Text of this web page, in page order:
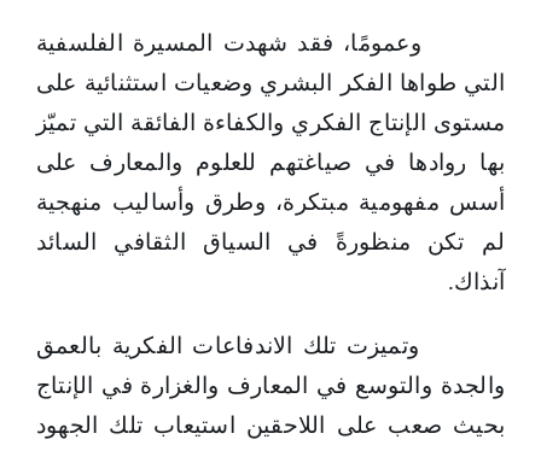
وعمومًا، فقد شهدت المسيرة الفلسفية
التي طواها الفكر البشري وضعيات استثنائية على
مستوى الإنتاج الفكري والكفاءة الفائقة التي تميّز
بها روادها في صياغتهم للعلوم والمعارف على
أسس مفهومية مبتكرة، وطرق وأساليب منهجية
لم تكن منظورةً في السياق الثقافي السائد
آنذاك.
وتميزت تلك الاندفاعات الفكرية بالعمق
والجدة والتوسع في المعارف والغزارة في الإنتاج
بحيث صعب على اللاحقين استيعاب تلك الجهود